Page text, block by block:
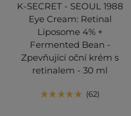
K-SECRET - SEOUL 1988
Eye Cream: Retinal
Liposome 4% +
Fermented Bean -
Zpevňující oční krém s
retinalem - 30 ml
62